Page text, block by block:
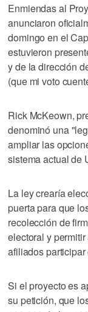
Enmiendas al
anunciaron
domingo en el
estuvieron
y de la dirección
(que mi voto
Rick McKeown,
denominó una
ampliar las
sistema actual de
La ley crearía
puerta para que
recolección de
electoral y
afiliados
Si el proyecto es
su petición, que